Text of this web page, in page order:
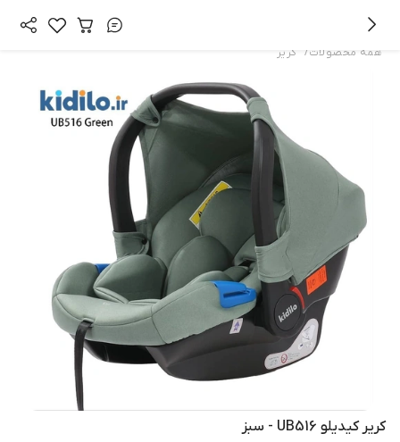
همه محصولات/ کریر
کریر کیدیلو UB516 - سبز